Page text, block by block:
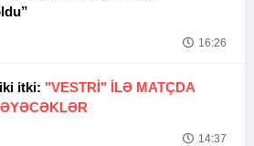
16:26
itki: "VESTRİ" İLƏ MATÇDA
14:37